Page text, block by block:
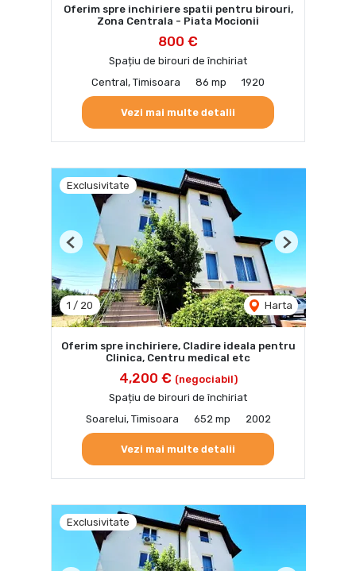
Oferim spre inchiriere spatii pentru birouri,
Zona Centrala - Piata Mocionii
800 €
Spațiu de birouri de închiriat
Central, Timisoara
86 mp 1920
Vezi mai multe detalii
Exclusivitate
1 / 20 Harta
Previous Next
Oferim spre inchiriere, Cladire ideala pentru
Clinica, Centru medical etc
4,200 € (negociabil)
Spațiu de birouri de închiriat
Soarelui, Timisoara
652 mp 2002
Vezi mai multe detalii
Exclusivitate